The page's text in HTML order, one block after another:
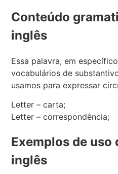
Conteúdo
inglês
Essa palavra, em
vocabulários de
usamos para expressar
Letter – carta;
Letter – correspondência;
Exemplos de uso
inglês